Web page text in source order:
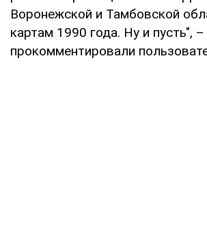
Воронежской и Тамбовской
картам 1990 года. Ну и пусть", –
прокомментировали